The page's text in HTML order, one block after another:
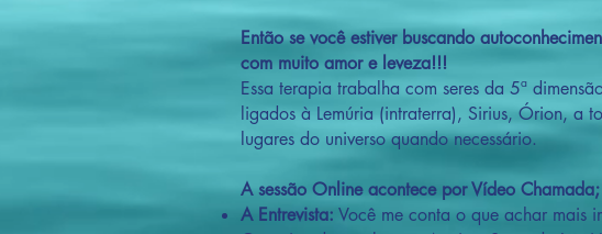
Então se você estiver buscando
com muito amor e leveza!!!
Essa terapia trabalha com seres da 5ª
ligados à Lemúria (intraterra), Sirius, Órion, a
lugares do universo quando necessário.
A sessão Online acontece por Vídeo Chamada;
A Entrevista: Você me conta o que achar mais